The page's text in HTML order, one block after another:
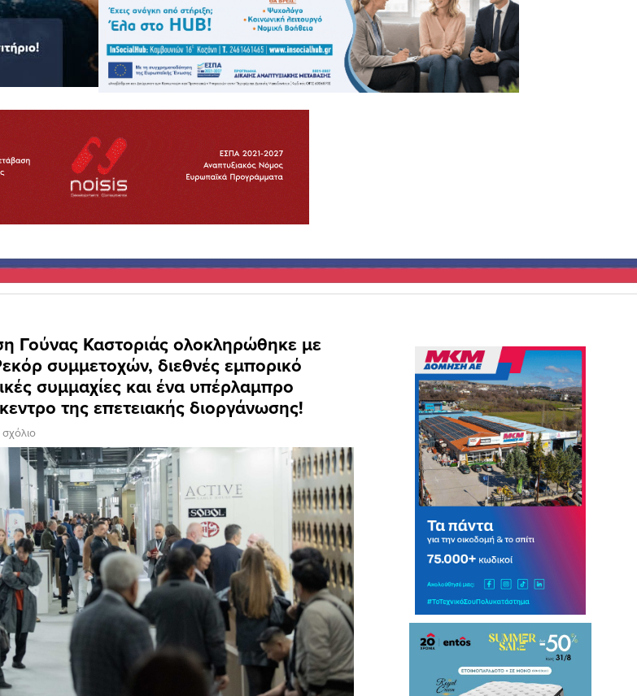
Γούνας Καστοριάς ολοκληρώθηκε με
συμμετοχών, διεθνές εμπορικό
συμμαχίες και ένα υπέρλαμπρο
της επετειακής διοργάνωσης!
σχόλιο